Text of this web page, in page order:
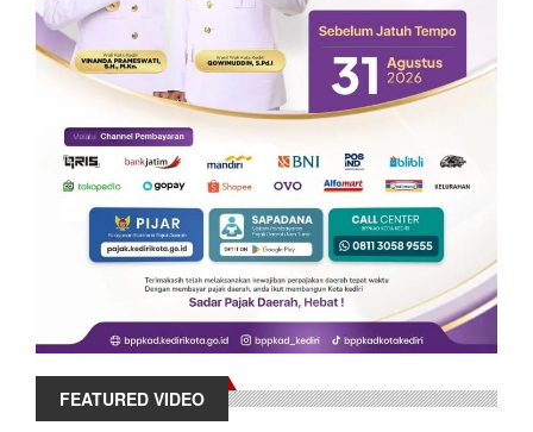
FEATURED VIDEO